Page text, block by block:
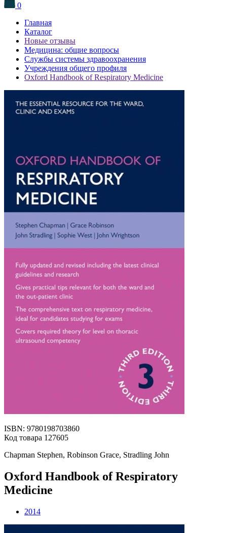
0
Главная
Каталог
Новые отзывы
Медицина: общие вопросы
Службы системы здравоохранения
Учреждения общего профиля
Oxford Handbook of Respiratory Medicine
ISBN: 9780198703860
Код товара 127605
Chapman Stephen, Robinson Grace, Stradling John
Oxford Handbook of Respiratory
Medicine
2014